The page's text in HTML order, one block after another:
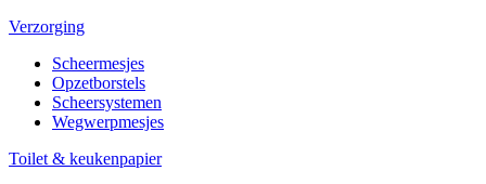
Verzorging
Scheermesjes
Opzetborstels
Scheersystemen
Wegwerpmesjes
Toilet & keukenpapier